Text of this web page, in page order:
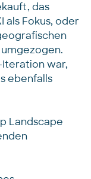
das
als Fokus, oder
Iteration war,
ebenfalls
Landscape